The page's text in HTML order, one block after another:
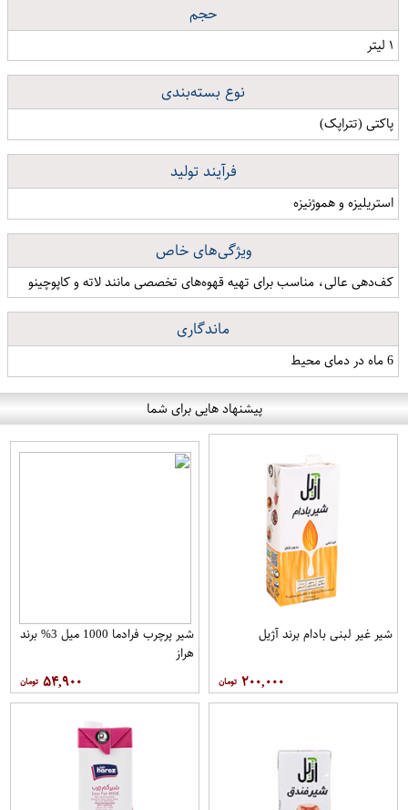
حجم
۱ لیتر
نوع بسته‌بندی
پاکتی (تتراپک)
فرآیند تولید
استریلیزه و هموژنیزه
ویژگی‌های خاص
کف‌دهی عالی، مناسب برای تهیه قهوه‌های تخصصی مانند لاته و کاپوچینو
ماندگاری
6 ماه در دمای محیط
پیشنهاد هایی برای شما
شیر غیر لبنی بادام برند آژیل
۲۰۰,۰۰۰
شیر پرچرب فرادما 1000 میل 3% برند
هراز
۵۴,۹۰۰